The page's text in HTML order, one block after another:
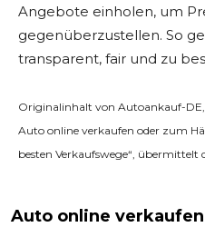
Angebote einholen, um
gegenüberzustellen. So
transparent, fair und zu
Originalinhalt von Autoankauf-
Auto online verkaufen oder zum
besten Verkaufswege“, übermittelt
Auto online